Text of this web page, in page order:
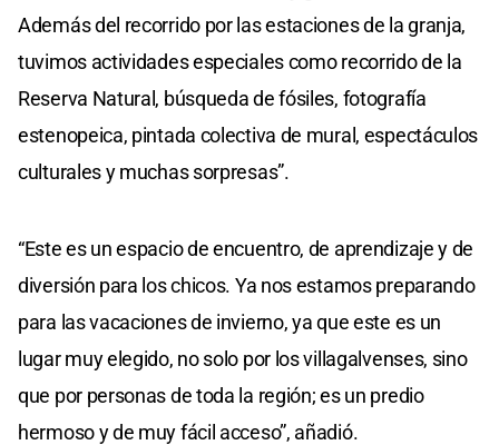
Además del recorrido por las estaciones de la granja,
tuvimos actividades especiales como recorrido de la
Reserva Natural, búsqueda de fósiles, fotografía
estenopeica, pintada colectiva de mural, espectáculos
culturales y muchas sorpresas”.
“Este es un espacio de encuentro, de aprendizaje y de
diversión para los chicos. Ya nos estamos preparando
para las vacaciones de invierno, ya que este es un
lugar muy elegido, no solo por los villagalvenses, sino
que por personas de toda la región; es un predio
hermoso y de muy fácil acceso”, añadió.